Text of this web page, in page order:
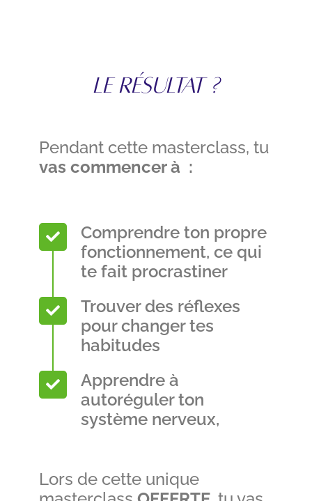
LE RÉSULTAT ?
Pendant cette masterclass, tu
vas commencer à :
Comprendre ton propre
fonctionnement, ce qui
te fait procrastiner
Trouver des réflexes
pour changer tes
habitudes
Apprendre à
autoréguler ton
système nerveux,
Lors de cette unique